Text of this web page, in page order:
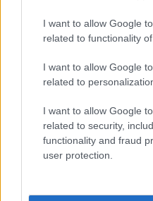
I want to allow Google
related to functionality
I want to allow Google
related to
I want to allow Google
related to security,
functionality and fraud
user protection.
Hogyan fogok
ennél?